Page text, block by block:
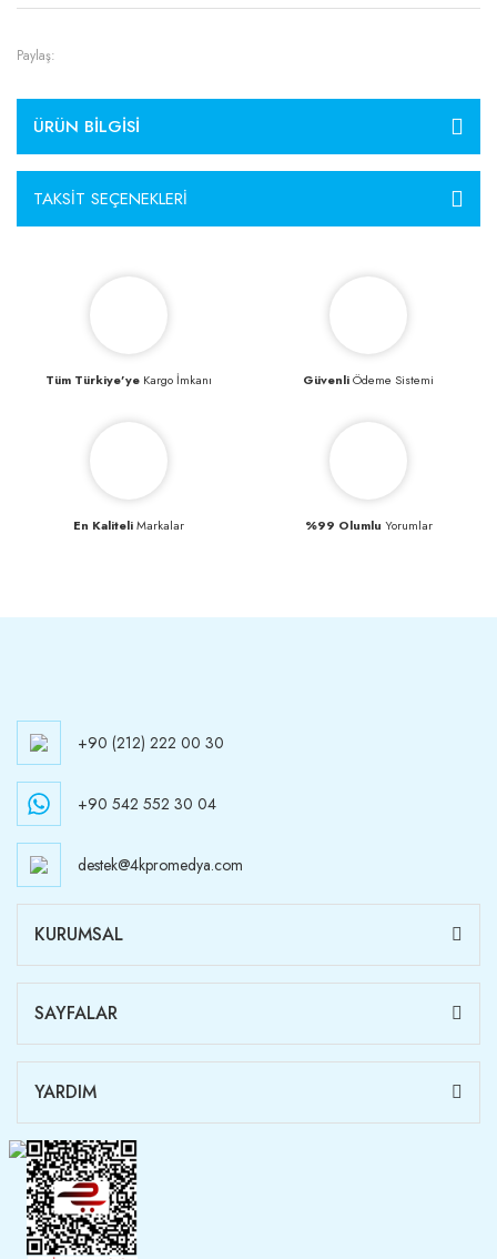
Paylaş:
ÜRÜN BILGISI
TAKSIT SEÇENEKLERI
Tüm Türkiye’yeKargo İmkanı GüvenliÖdeme Sistemi
En KaliteliMarkalar %99 Olumlu Yorumlar
+90 (212) 222 00 30
+90 542 552 30 04
destek@4kpromedya.com
KURUMSAL
SAYFALAR
YARDIM